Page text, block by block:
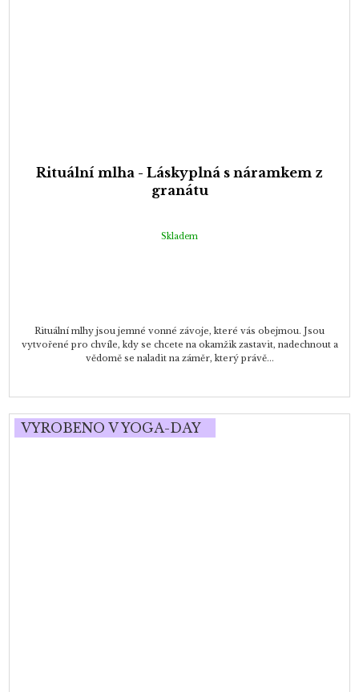
Rituální mlha - Láskyplná s náramkem z
granátu
Skladem
Rituální mlhy jsou jemné vonné závoje, které vás obejmou. Jsou
vytvořené pro chvíle, kdy se chcete na okamžik zastavit, nadechnout a
vědomě se naladit na záměr, který právě...
VYROBENO V YOGA-DAY